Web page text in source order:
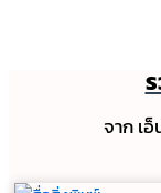
จาก เ